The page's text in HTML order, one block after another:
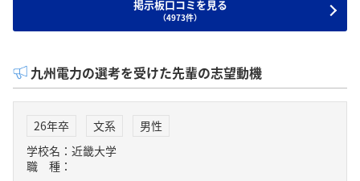
掲示板口コミを見る
（4973件）
九州電力の選考を受けた先輩の志望動機
26年卒 文系
男性
学校名：近畿大学
職 種：